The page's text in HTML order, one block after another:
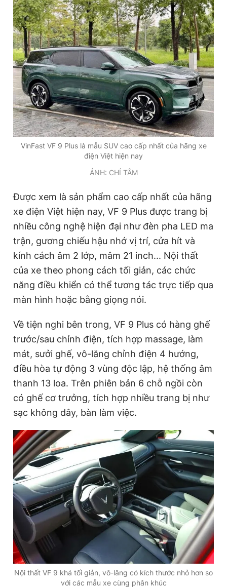
VinFast VF 9 Plus là mẫu SUV cao cấp nhất của hãng xe
điện Việt hiện nay
ẢNH: CHÍ TÂM
Được xem là sản phẩm cao cấp nhất của hãng
xe điện Việt hiện nay, VF 9 Plus được trang bị
nhiều công nghệ hiện đại như đèn pha LED ma
trận, gương chiếu hậu nhớ vị trí, cửa hít và
kính cách âm 2 lớp, mâm 21 inch... Nội thất
của xe theo phong cách tối giản, các chức
năng điều khiển có thể tương tác trực tiếp qua
màn hình hoặc bằng giọng nói.
Về tiện nghi bên trong, VF 9 Plus có hàng ghế
trước/sau chỉnh điện, tích hợp massage, làm
mát, sưởi ghế, vô-lăng chỉnh điện 4 hướng,
điều hòa tự động 3 vùng độc lập, hệ thống âm
thanh 13 loa. Trên phiên bản 6 chỗ ngồi còn
có ghế cơ trưởng, tích hợp nhiều trang bị như
sạc không dây, bàn làm việc.
Nội thất VF 9 khá tối giản, vô-lăng có kích thước nhỏ hơn so
với các mẫu xe cùng phân khúc